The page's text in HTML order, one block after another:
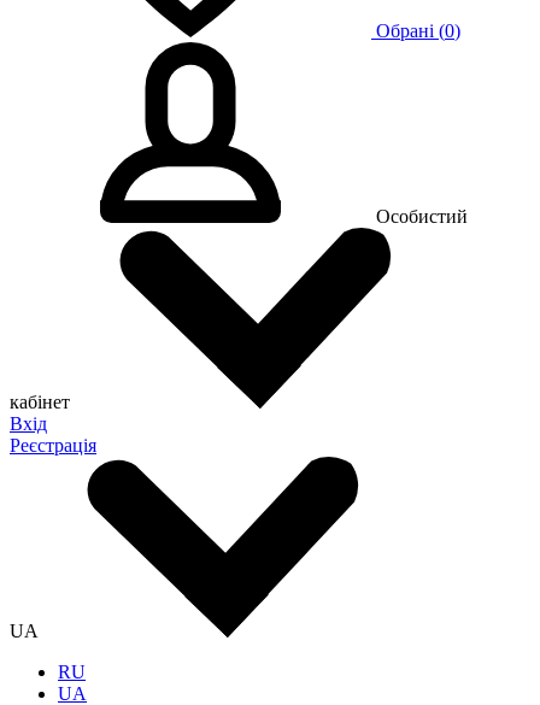
Обрані (0)
Особистий
кабінет
Вхід
Реєстрація
UA
RU
UA